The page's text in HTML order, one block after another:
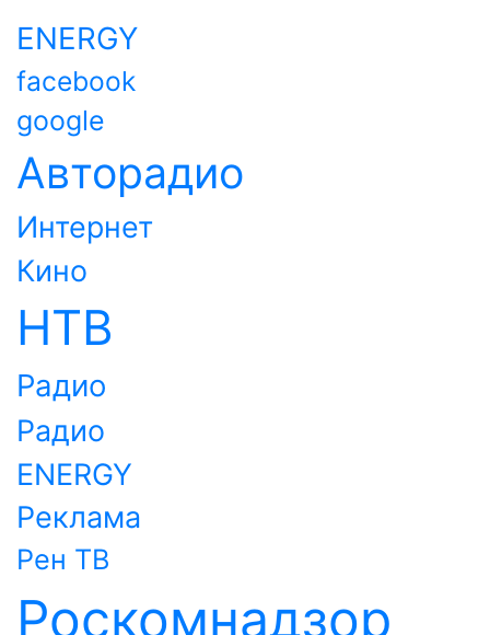
ENERGY
facebook
google
Авторадио
Интернет
Кино
НТВ
Радио
Радио
ENERGY
Реклама
Рен ТВ
Роскомнадзор